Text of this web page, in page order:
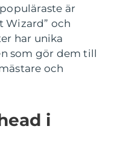
är
Wizard” och
har unika
som gör dem till
och
i